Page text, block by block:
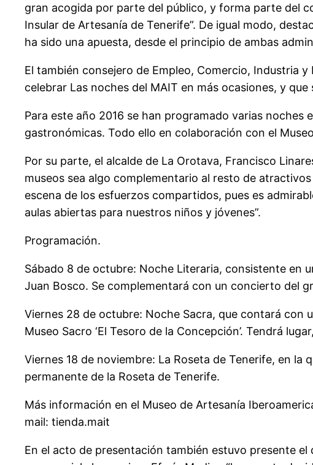
gran acogida por parte del público, y forma parte del
Insular de Artesanía de Tenerife”. De igual modo,
ha sido una apuesta, desde el principio de ambas
El también consejero de Empleo, Comercio, Industria
celebrar Las noches del MAIT en más ocasiones, y
Para este año 2016 se han programado varias
gastronómicas. Todo ello en colaboración con el
Por su parte, el alcalde de La Orotava, Francisco
museos sea algo complementario al resto de
escena de los esfuerzos compartidos, pues es
aulas abiertas para nuestros niños y jóvenes”.
Programación.
Sábado 8 de octubre: Noche Literaria, consistente en
Juan Bosco. Se complementará con un concierto del
Viernes 28 de octubre: Noche Sacra, que contará con
Museo Sacro ‘El Tesoro de la Concepción’. Tendrá
Viernes 18 de noviembre: La Roseta de Tenerife, en la
permanente de la Roseta de Tenerife.
Más información en el Museo de Artesanía
mail: tienda.mait
En el acto de presentación también estuvo presente